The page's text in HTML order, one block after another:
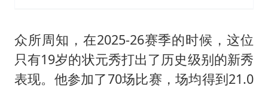
众所周知，在2025-26赛季的时候，这位
只有19岁的状元秀打出了历史级别的新秀
表现。他参加了70场比赛，场均得到21.0